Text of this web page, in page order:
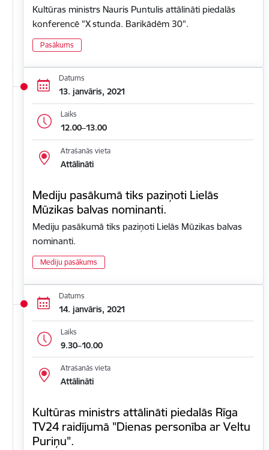
Kultūras ministrs Nauris Puntulis attālināti piedalās
konferencē "X stunda. Barikādēm 30".
Pasākums
Datums
13. janvāris, 2021
Laiks
12.00–13.00
Atrašanās vieta
Attālināti
Mediju pasākumā tiks paziņoti Lielās
Mūzikas balvas nominanti.
Mediju pasākumā tiks paziņoti Lielās Mūzikas balvas
nominanti.
Mediju pasākums
Datums
14. janvāris, 2021
Laiks
9.30–10.00
Atrašanās vieta
Attālināti
Kultūras ministrs attālināti piedalās Rīga
TV24 raidījumā "Dienas personība ar Veltu
Puriņu".